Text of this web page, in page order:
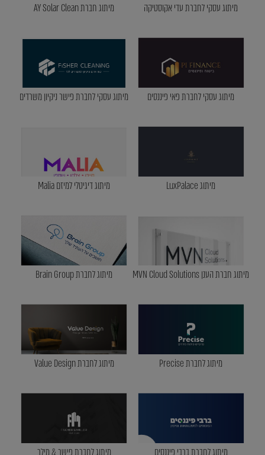
מיתוג עסקי לחברת עדי אקוסטיקה מיתוג חברת AY Solar Clean
מיתוג עסקי לחברת פאי פיננסים מיתוג עסקי לחברת פישר ניקיון משרדים
מיתוג LuxPalace מיתוג דיגיטלי למיזם Malia
מיתוג חברת הענן MVN Cloud Solutions מיתוג לחברת Brain Group
מיתוג לחברת Precise מיתוג לחברת Value Design
מיתוג לחברת ברבי פיננסים מיתוג לחברת פישר & מילר